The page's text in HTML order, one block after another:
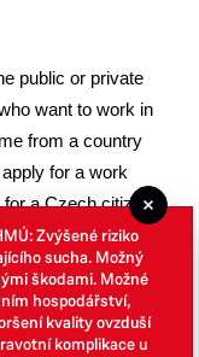
public or private
want to work in
from a country
for a work
a Czech citizen.
centre in
Zvýšené riziko
sucha. Možný
škodami. Možné
hospodářství,
kvality ovzduší
komplikace u